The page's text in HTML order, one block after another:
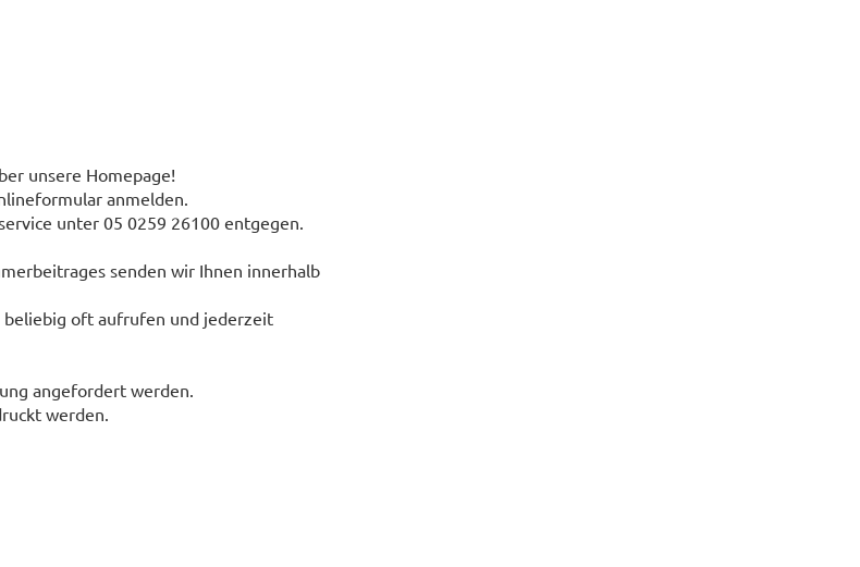
unsere Homepage!
anmelden.
unter 05 0259 26100 entgegen.
senden wir Ihnen innerhalb
beliebig oft aufrufen und jederzeit
angefordert werden.
werden.​​​​​​